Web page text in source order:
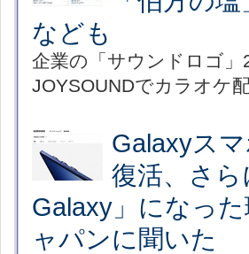
なども
企業の「サウンドロゴ
JOYSOUNDでカラオケ
Galaxyス
復活、さ
Galaxy」になっ
ャパンに聞いた